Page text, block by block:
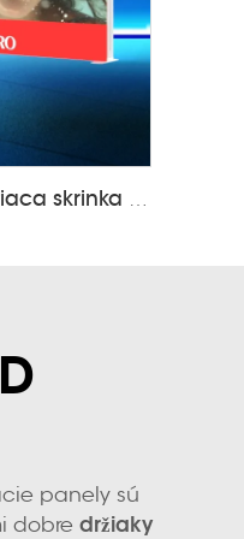
SEGPRO PVC modulárna svietiaca skrinka LT-PLF120 2000*2000 mm
panely sú
dobre držiaky